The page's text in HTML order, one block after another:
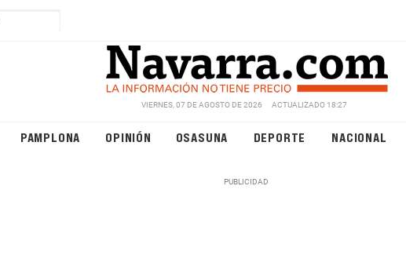
VIERNES, 07 DE AGOSTO DE 2026 ACTUALIZADO 18:27
PAMPLONA OPINIÓN OSASUNA DEPORTE NACIONAL